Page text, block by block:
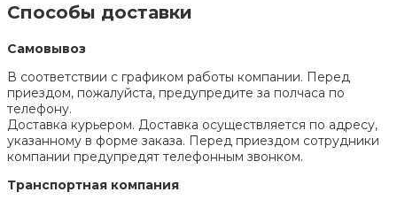
Способы доставки
Самовывоз
В соответствии с графиком работы компании. Перед
приездом, пожалуйста, предупредите за полчаса по
телефону.
Доставка курьером. Доставка осуществляется по адресу,
указанному в форме заказа. Перед приездом сотрудники
компании предупредят телефонным звонком.
Транспортная компания